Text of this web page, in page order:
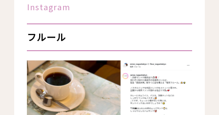
Instagram
フルール